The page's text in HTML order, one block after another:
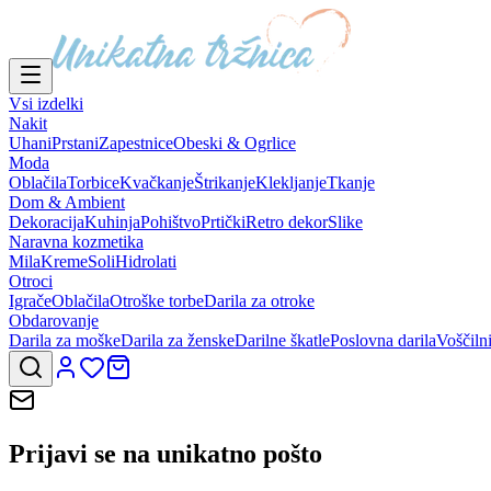
Vsi izdelki
Nakit
UhaniPrstaniZapestniceObeski & Ogrlice
Moda
OblačilaTorbiceKvačkanjeŠtrikanjeKlekljanjeTkanje
Dom & Ambient
DekoracijaKuhinjaPohištvoPrtičkiRetro dekorSlike
Naravna kozmetika
MilaKremeSoliHidrolati
Otroci
IgračeOblačilaOtroške torbeDarila za otroke
Obdarovanje
Darila za moškeDarila za ženskeDarilne škatlePoslovna darila
Prijavi se na unikatno pošto